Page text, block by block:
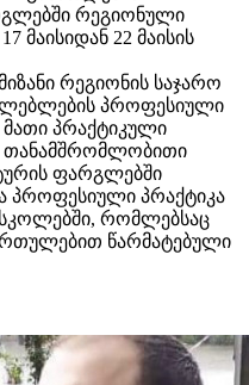
რეგიონული
მაისიდან 22 მაისის
რეგიონის საჯარო
პროფესიული
პრაქტიკული
თანამშრომლობითი
ფარგლებში
პროფესიული პრაქტიკა
რომლებსაც
წარმატებული